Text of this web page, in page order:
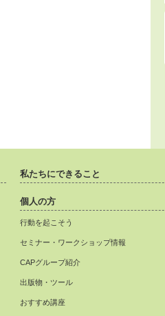
私たちにできること
個人の方
行動を起こそう
セミナー・ワークショップ情報
CAPグループ紹介
出版物・ツール
おすすめ講座